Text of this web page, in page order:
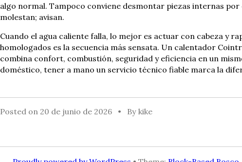
algo normal. Tampoco conviene desmontar piezas internas
molestan; avisan.
Cuando el agua caliente falla, lo mejor es actuar con cabeza y
homologados es la secuencia más sensata. Un calentador
combina confort, combustión, seguridad y eficiencia en un
doméstico, tener a mano un servicio técnico fiable marca la
Posted on 20 de junio de 2026 By kike